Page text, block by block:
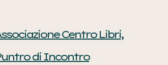
Presentazioni
Proposte diCentro Libri,
di Incontro